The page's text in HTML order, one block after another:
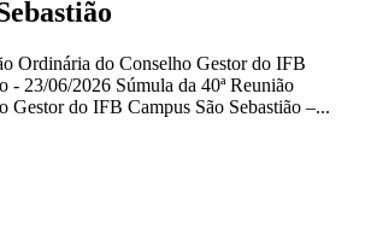
Ordinária do Conselho Gestor do IFB
- 23/06/2026 Súmula da 40ª Reunião
Gestor do IFB Campus São Sebastião –...